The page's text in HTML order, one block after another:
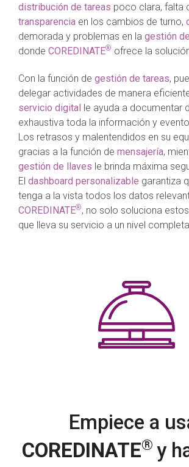
distribución de tareas poco clara, falta
transparencia en los cambios de turno,
demorada y problemas en la gestión
donde COREDINATE® ofrece la
Con la función de gestión de tareas,
delegar actividades de manera
servicio digital le ayuda a documentar
exhaustiva toda la información y
Los retrasos y malentendidos en su
gracias a la función de mensajería,
gestión de llaves le brinda máxima
El dashboard personalizable garantiza
tenga a la vista todos los datos
COREDINATE®, no solo soluciona
que lleva su servicio a un nivel
Empiece a
COREDINATE® y